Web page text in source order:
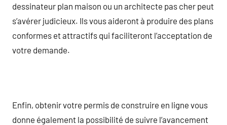
dessinateur plan maison ou un architecte pas cher peut
s’avérer judicieux. Ils vous aideront à produire des plans
conformes et attractifs qui faciliteront l’acceptation de
votre demande.
Enfin, obtenir votre permis de construire en ligne vous
donne également la possibilité de suivre l’avancement